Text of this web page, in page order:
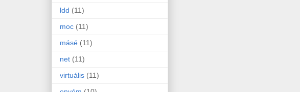
ldd (11)
moc (11)
másé (11)
net (11)
virtuális (11)